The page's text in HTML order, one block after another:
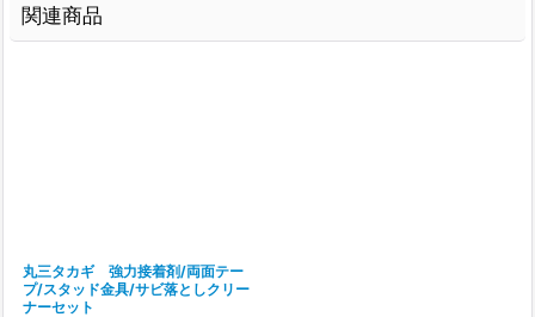
関連商品
丸三タカギ 強力接着剤/両面テー
プ/スタッド金具/サビ落としクリー
ナーセット